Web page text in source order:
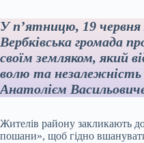
У п’ятницю, 19 червня
Вербківська громада
своїм земляком, який
волю та
Анатолієм
Жителів району закликають
пошани», щоб гідно